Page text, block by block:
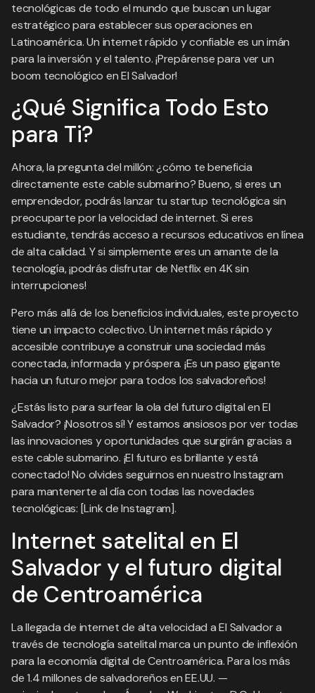
tecnológicas de todo el mundo que buscan un lugar
estratégico para establecer sus operaciones en
Latinoamérica. Un internet rápido y confiable es un imán
para la inversión y el talento. ¡Prepárense para ver un
boom tecnológico en El Salvador!
¿Qué Significa Todo Esto
para Ti?
Ahora, la pregunta del millón: ¿cómo te beneficia
directamente este cable submarino? Bueno, si eres un
emprendedor, podrás lanzar tu startup tecnológica sin
preocuparte por la velocidad de internet. Si eres
estudiante, tendrás acceso a recursos educativos en línea
de alta calidad. Y si simplemente eres un amante de la
tecnología, ¡podrás disfrutar de Netflix en 4K sin
interrupciones!
Pero más allá de los beneficios individuales, este proyecto
tiene un impacto colectivo. Un internet más rápido y
accesible contribuye a construir una sociedad más
conectada, informada y próspera. ¡Es un paso gigante
hacia un futuro mejor para todos los salvadoreños!
¿Estás listo para surfear la ola del futuro digital en El
Salvador? ¡Nosotros sí! Y estamos ansiosos por ver todas
las innovaciones y oportunidades que surgirán gracias a
este cable submarino. ¡El futuro es brillante y está
conectado! No olvides seguirnos en nuestro Instagram
para mantenerte al día con todas las novedades
tecnológicas: [Link de Instagram].
Internet satelital en El
Salvador y el futuro digital
de Centroamérica
La llegada de internet de alta velocidad a El Salvador a
través de tecnología satelital marca un punto de inflexión
para la economía digital de Centroamérica. Para los más
de 1.4 millones de salvadoreños en EE.UU. —